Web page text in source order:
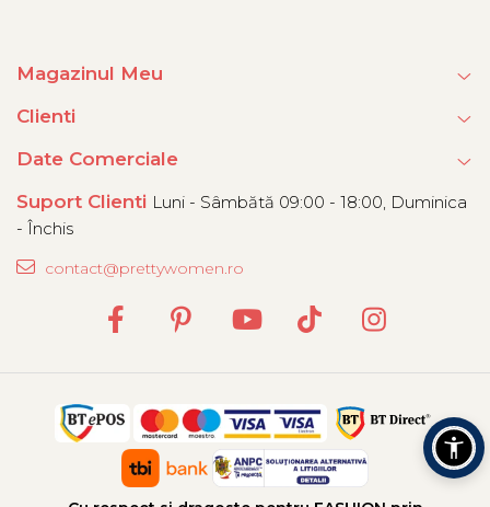
Magazinul Meu
Clienti
Date Comerciale
Suport Clienti Luni - Sâmbătă 09:00 - 18:00, Duminica
- Închis
contact@prettywomen.ro